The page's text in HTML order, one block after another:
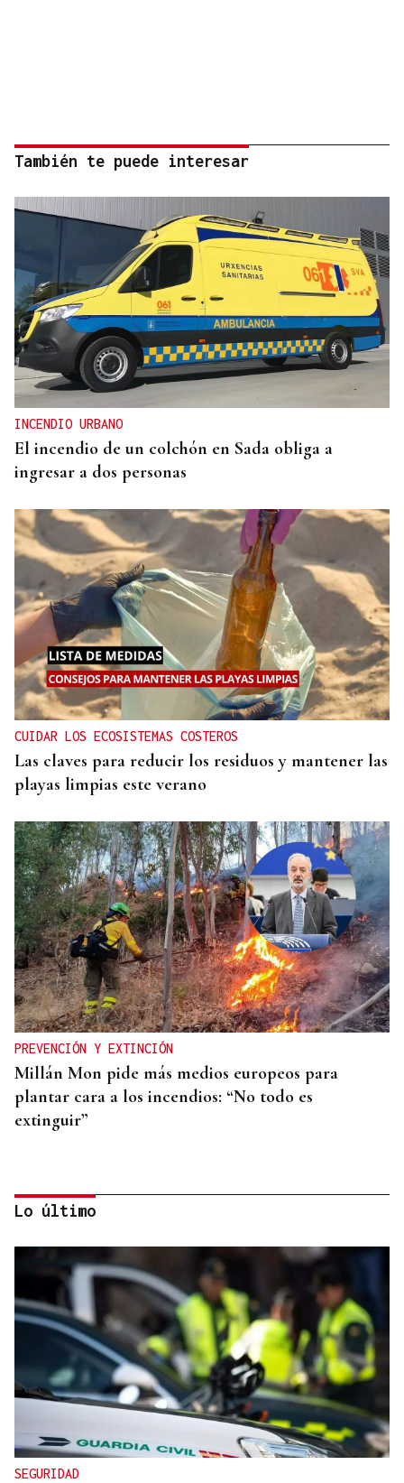
También te puede interesar
INCENDIO URBANO
El incendio de un colchón en Sada obliga a
ingresar a dos personas
CUIDAR LOS ECOSISTEMAS COSTEROS
Las claves para reducir los residuos y mantener las
playas limpias este verano
PREVENCIÓN Y EXTINCIÓN
Millán Mon pide más medios europeos para
plantar cara a los incendios: “No todo es
extinguir”
BATERÍA DE MEDIDAS
Estas son las medidas acordadas por la Xunta,
CEG y UGT para reducir las bajas laborales
Lo último
SEGURIDAD